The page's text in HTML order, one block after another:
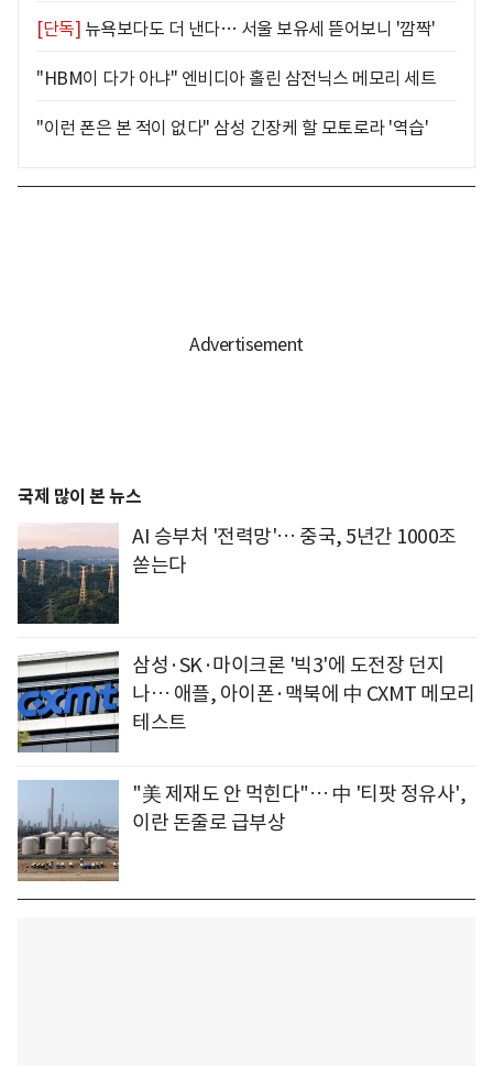
[단독] 뉴욕보다도 더 낸다… 서울 보유세 뜯어보니 '깜짝'
"HBM이 다가 아냐" 엔비디아 홀린 삼전닉스 메모리 세트
"이런 폰은 본 적이 없다" 삼성 긴장케 할 모토로라 '역습'
국제 많이 본 뉴스
AI 승부처 '전력망'… 중국, 5년간 1000조
쏟는다
삼성·SK·마이크론 '빅3'에 도전장 던지
나… 애플, 아이폰·맥북에 中 CXMT 메모리
테스트
"美 제재도 안 먹힌다"… 中 '티팟 정유사',
이란 돈줄로 급부상